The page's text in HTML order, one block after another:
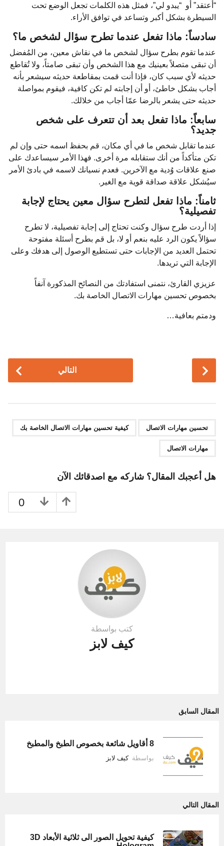
“أعتقد” أو “يبدو لي”، فمثل هذه الكلمات تجعل الوضع تحت
السيطرة بشكل أكبر وتساعد في توافق الأراء.
سادساً: ماذا تفعل عندما تطرح سؤال لشخص ما؟
عندما تقوم بطرح سؤال لشخص ما في نقاش معين، من المُفضل
أن تبقى متصلاً بعينيك مع هذا الشخص وأن تبقى صامتاً، ولا تُقاطع
حديثه لأي سبب كان، فإذا أنت قمت بمقاطعة حديثه سيشعر بأنه
أجاب بشكل خاطئ، أو أن إجابته لم تكن كافية، فيقوم بمواصلة
حديثه حتى يشعر بالرضا عمّا أجاب من خلالك.
سابعاً: ماذا تفعل بعد أن تتعرف على شخص
جديد؟
عندما تقابل شخص ما في أي مكان، قم بحفظ اسمه حتى وإن لم
تكن متأكداً من أنك ستقابله مرة أخرى. فهذا الأمر سيساعدك على
صنع علاقات وُدية مع الآخرين. فعدم نسيانك لاسمه في بادئ الأمر
سيُشكل علاقة صداقة قوية مع الغير.
ثامناً: ماذا تفعل لتطرح سؤال معين يحتاج لإجابة
تفصيلية؟
إذا أردت طرح سؤال وكنت تحتاج إلى إجابة تفصيلية، لا تطرح
سؤالاً يكون الرد عليه بنعم أو لا، بل قم بطرح أسئلة مفتوحة
تحتمل العديد من الإجابات حتى تستطيع الوصول إلى هدفك وعلى
الإجابة التي تريدها.
عزيزي القارئ، نتمنى استفادتك من النصائح المذكورة آنفاً
بخصوص تحسين مهارات الاتصال الخاصة بك.
ودمتم بعافية…
n
a
التالي
تحسين مهارات الاتصال كيفية تحسين مهارات الاتصال الخاصة بك
مهارات الاتصال
هل أعجبك المقال؟ شاركه مع اصدقائك الآن
0
كتب بواسطة
كيف لابز
المقال السابق
8 أقاويل شائعة بخصوص الطبخ والمطبخ
بواسطة كيف لابز
المقال التالي
كيفية تحويل الصور الى ثلاثية الأبعاد 3D